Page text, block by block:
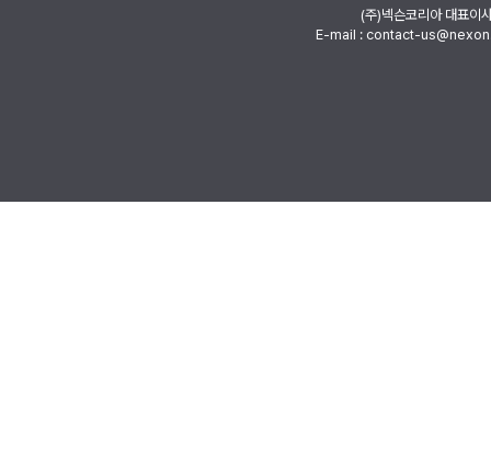
(주)넥슨코리아 대표이
E-mail : contact-